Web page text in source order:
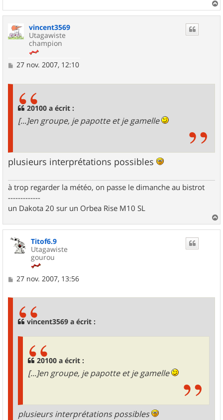
a
vincent3569
Utagawiste
champion
M
27 nov. 2007, 12:10
20100 a écrit :
[...]en groupe, je papotte et je gamelle
plusieurs interprétations possibles
à trop regarder la météo, on passe le dimanche au bistrot
-------------
un Dakota 20 sur un Orbea Rise M10 SL
a
Titof6.9
Utagawiste
gourou
M
27 nov. 2007, 13:56
vincent3569 a écrit :
20100 a écrit :
[...]en groupe, je papotte et je gamelle
plusieurs interprétations possibles